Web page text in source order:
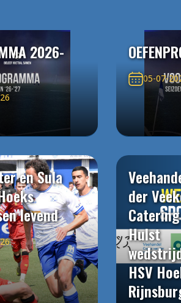
2026-
05-07-
en Sula
levend
der
Hulst
HSV